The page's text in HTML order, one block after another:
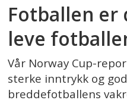
Fotballen er
leve
Vår Norway Cup-
sterke inntrykk og
breddefotballens